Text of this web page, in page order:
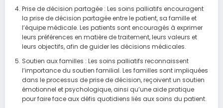
Prise de décision partagée : Les soins palliatifs encouragent
la prise de décision partagée entre le patient, sa famille et
l’équipe médicale. Les patients sont encouragés à exprimer
leurs préférences en matière de traitement, leurs valeurs et
leurs objectifs, afin de guider les décisions médicales.
Soutien aux familles : Les soins palliatifs reconnaissent
l’importance du soutien familial. Les familles sont impliquées
dans le processus de prise de décision, reçoivent un soutien
émotionnel et psychologique, ainsi qu’une aide pratique
pour faire face aux défis quotidiens liés aux soins du patient.